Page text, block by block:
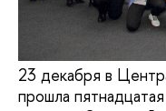
23 декабря в
прошла